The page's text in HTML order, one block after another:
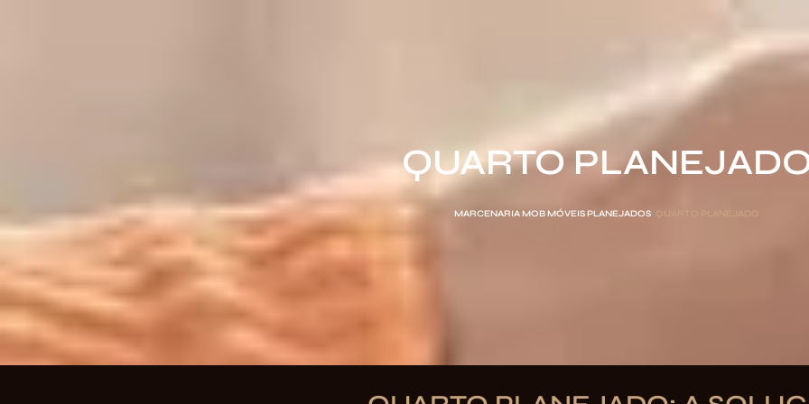
QUARTO
MARCENARIA MOB MÓVEIS PLANEJADOS QUARTO PLANEJADO